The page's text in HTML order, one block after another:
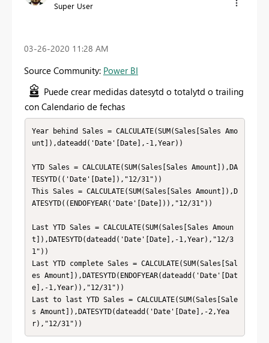
Super User
‎03-26-2020 11:28 AM
Source Community: Power BI
Puede crear medidas datesytd o totalytd o trailing
con Calendario de fechas
Year behind Sales = CALCULATE(SUM(Sales[Sales Amo
unt]),dateadd('Date'[Date],-1,Year))
YTD Sales = CALCULATE(SUM(Sales[Sales Amount]),DA
TESYTD(('Date'[Date]),"12/31"))
This Sales = CALCULATE(SUM(Sales[Sales Amount]),D
ATESYTD((ENDOFYEAR('Date'[Date])),"12/31"))
Last YTD Sales = CALCULATE(SUM(Sales[Sales Amoun
t]),DATESYTD(dateadd('Date'[Date],-1,Year),"12/3
1"))
Last YTD complete Sales = CALCULATE(SUM(Sales[Sal
es Amount]),DATESYTD(ENDOFYEAR(dateadd('Date'[Dat
e],-1,Year)),"12/31"))
Last to last YTD Sales = CALCULATE(SUM(Sales[Sale
s Amount]),DATESYTD(dateadd('Date'[Date],-2,Yea
r),"12/31"))